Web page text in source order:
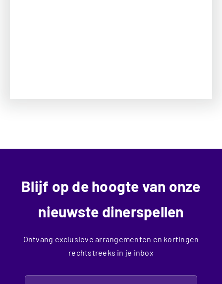
Blijf op de hoogte van onze
nieuwste dinerspellen
Ontvang exclusieve arrangementen en kortingen
rechtstreeks in je inbox